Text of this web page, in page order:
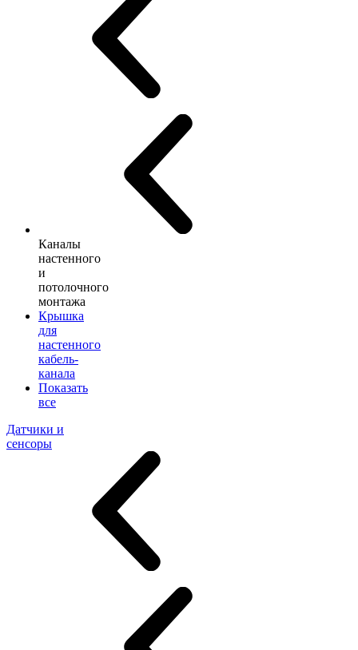
Каналы
настенного
и
потолочного
монтажа
Крышка
для
настенного
кабель-
канала
Показать
все
Датчики и
сенсоры